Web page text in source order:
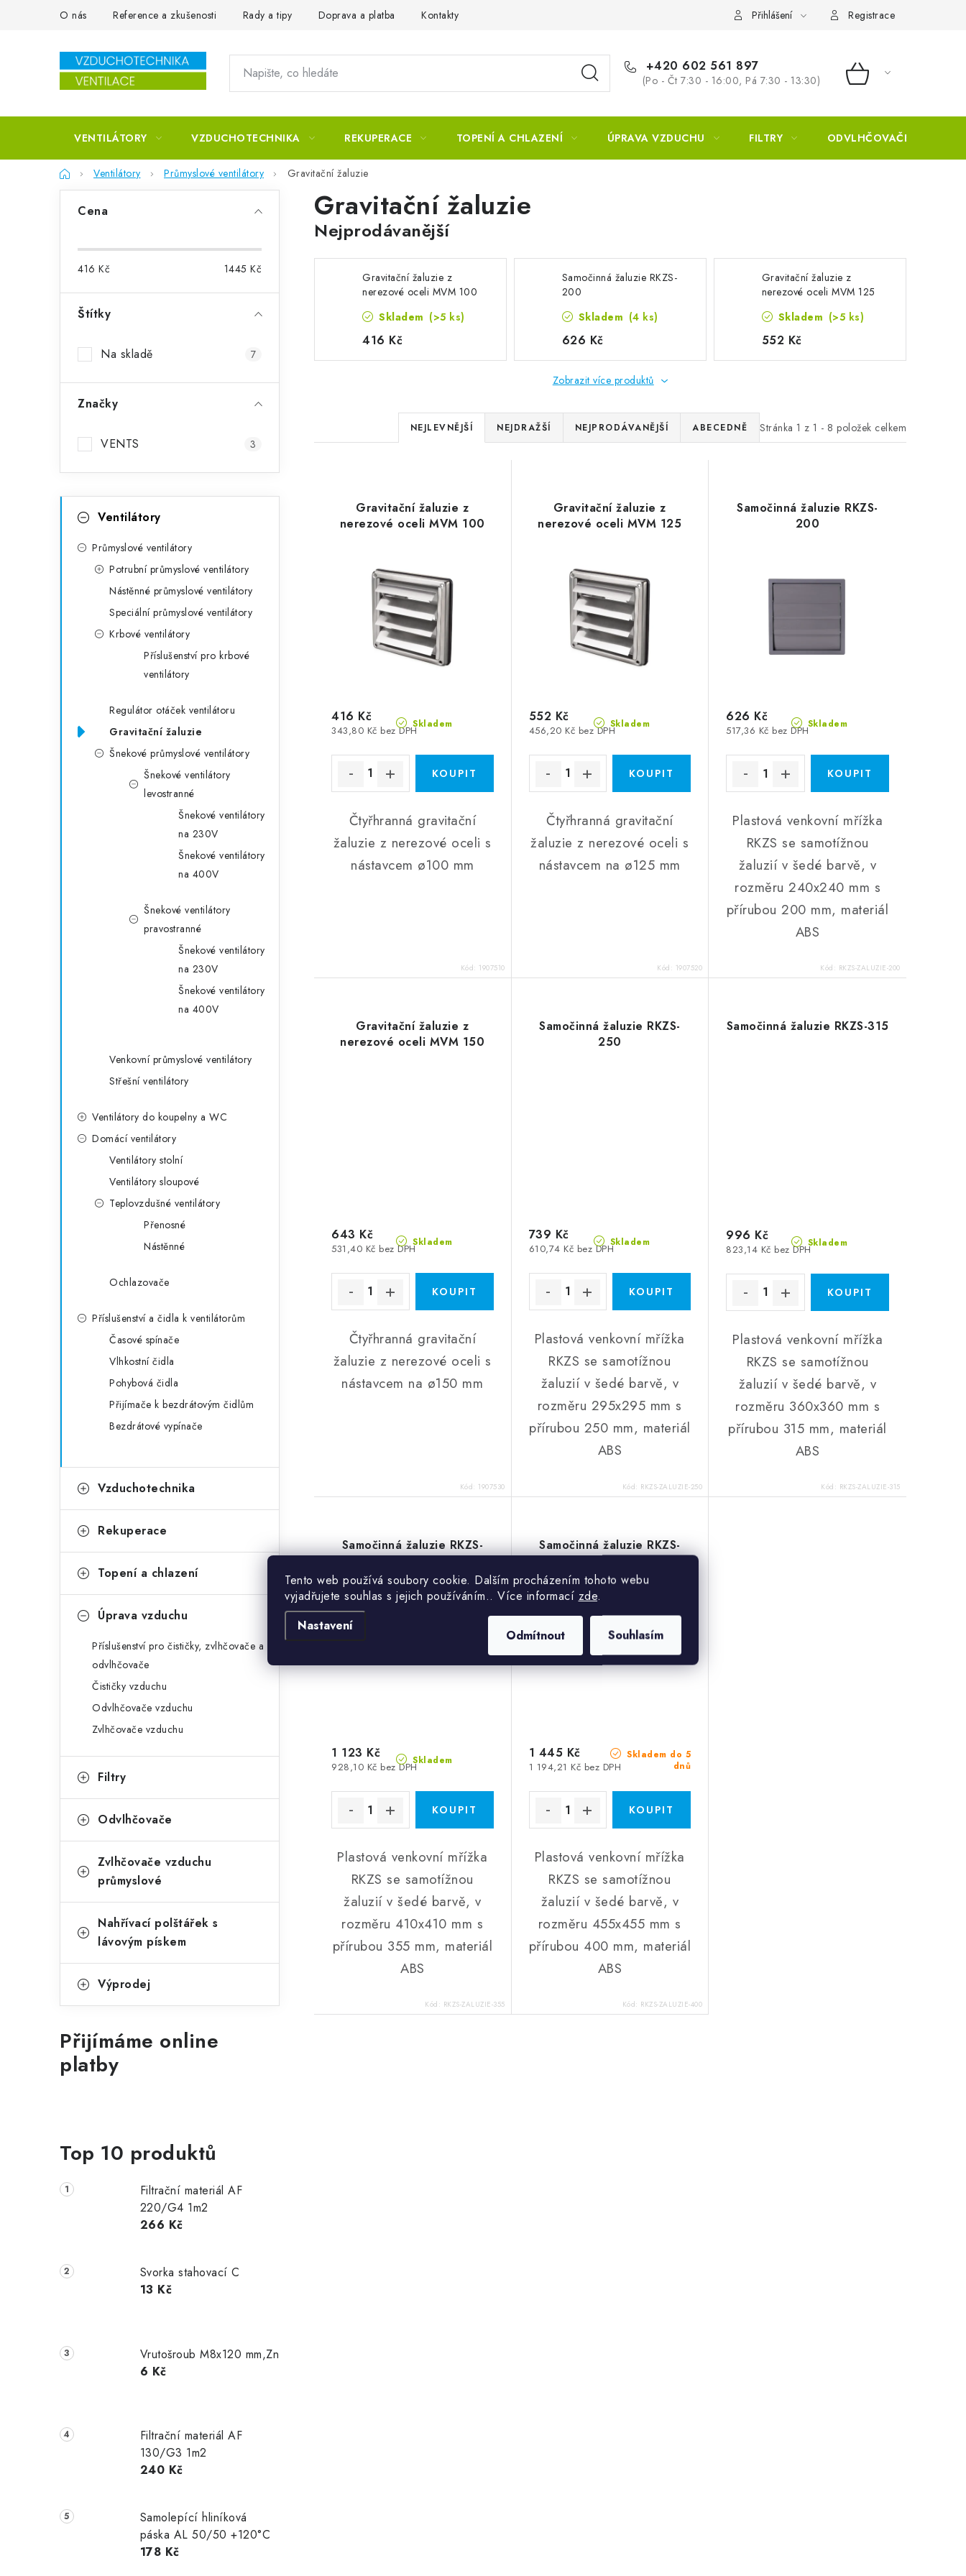
Tento web používá soubory cookie. Dalším procházením tohoto webu
vyjadřujete souhlas s jejich používáním.. Více informací zde.
Nastavení
Odmítnout Souhlasím
Přejít na obsahO nás Reference a zkušenosti Rady a tipy Doprava a platba Kontakty Přihlášení Registrace
+420 602 561 897
(Po - Čt 7:30 - 16:00, Pá 7:30 - 13:30) NÁKUPNÍ
VENTILÁTORY VZDUCHOTECHNIKA REKUPERACE TOPENÍ A CHLAZENÍ ÚPRAVA VZDUCHU FILTRY ODVLHČOVAČE
DomůVentilátory Průmyslové ventilátory Gravitační žaluzie
Postranní panel
Cena
416 Kč 1445 Kč
Štítky
Na skladě 7
Značky
VENTS 3
Kategorie
Ventilátory
Průmyslové ventilátory
Potrubní průmyslové ventilátory
Nástěnné průmyslové ventilátory
Speciální průmyslové ventilátory
Krbové ventilátory
Příslušenství pro krbové
ventilátory
Regulátor otáček ventilátoru
Gravitační žaluzie
Šnekové průmyslové ventilátory
Šnekové ventilátory
levostranné
Šnekové ventilátory
na 230V
Šnekové ventilátory
na 400V
Šnekové ventilátory
pravostranné
Šnekové ventilátory
na 230V
Šnekové ventilátory
na 400V
Venkovní průmyslové ventilátory
Střešní ventilátory
Ventilátory do koupelny a WC
Domácí ventilátory
Ventilátory stolní
Ventilátory sloupové
Teplovzdušné ventilátory
Přenosné
Nástěnné
Ochlazovače
Příslušenství a čidla k ventilátorům
Časové spínače
Vlhkostní čidla
Pohybová čidla
Přijímače k bezdrátovým čidlům
Bezdrátové vypínače
Vzduchotechnika
Rekuperace
Topení a chlazení
Úprava vzduchu
Příslušenství pro čističky, zvlhčovače a
odvlhčovače
Čističky vzduchu
Odvlhčovače vzduchu
Zvlhčovače vzduchu
Filtry
Odvlhčovače
Zvlhčovače vzduchu
průmyslové
Nahřívací polštářek s
lávovým pískem
Výprodej
Přijímáme online
platby
Top 10 produktů
Filtrační materiál AF
220/G4 1m2
266 Kč
Svorka stahovací C
13 Kč
Vrutošroub M8x120 mm,Zn
6 Kč
Filtrační materiál AF
130/G3 1m2
240 Kč
Samolepící hliníková
páska AL 50/50 +120°C
178 Kč
Gravitační žaluzie
Nejprodávanější
Gravitační žaluzie z
nerezové oceli MVM 100
Skladem (>5 ks)
416 Kč
Samočinná žaluzie RKZS-
200
Skladem (4 ks)
626 Kč
Gravitační žaluzie z
nerezové oceli MVM 125
Skladem (>5 ks)
552 Kč
Zobrazit více produktů
Stránka 1 z 1 - 8 položek celkem
Řazení produktů
NEJLEVNĚJŠÍ NEJDRAŽŠÍ NEJPRODÁVANĚJŠÍ ABECEDNĚ
Gravitační žaluzie z
nerezové oceli MVM 100
Skladem
343,80 Kč bez DPH
416 Kč
Čtyřhranná gravitační
žaluzie z nerezové oceli s
nástavcem ø100 mm
Kód: 1907510
Gravitační žaluzie z
nerezové oceli MVM 125
Skladem
456,20 Kč bez DPH
552 Kč
Čtyřhranná gravitační
žaluzie z nerezové oceli s
nástavcem na ø125 mm
Kód: 1907520
Samočinná žaluzie RKZS-
200
Skladem
517,36 Kč bez DPH
626 Kč
Plastová venkovní mřížka
RKZS se samotížnou
žaluzií v šedé barvě, v
rozměru 240x240 mm s
přírubou 200 mm, materiál
ABS
Kód: RKZS-ZALUZIE-200
Gravitační žaluzie z
nerezové oceli MVM 150
Skladem
531,40 Kč bez DPH
643 Kč
Čtyřhranná gravitační
žaluzie z nerezové oceli s
nástavcem na ø150 mm
Kód: 1907530
Samočinná žaluzie RKZS-
250
Skladem
610,74 Kč bez DPH
739 Kč
Plastová venkovní mřížka
RKZS se samotížnou
žaluzií v šedé barvě, v
rozměru 295x295 mm s
přírubou 250 mm, materiál
ABS
Kód: RKZS-ZALUZIE-250
Samočinná žaluzie RKZS-315
Skladem
823,14 Kč bez DPH
996 Kč
Plastová venkovní mřížka
RKZS se samotížnou
žaluzií v šedé barvě, v
rozměru 360x360 mm s
přírubou 315 mm, materiál
ABS
Kód: RKZS-ZALUZIE-315
Samočinná žaluzie RKZS-
355
Skladem
928,10 Kč bez DPH
1 123 Kč
Plastová venkovní mřížka
RKZS se samotížnou
žaluzií v šedé barvě, v
rozměru 410x410 mm s
přírubou 355 mm, materiál
ABS
Kód: RKZS-ZALUZIE-355
Samočinná žaluzie RKZS-
400
Skladem do 5
dnů
1 194,21 Kč bez DPH
1 445 Kč
Plastová venkovní mřížka
RKZS se samotížnou
žaluzií v šedé barvě, v
rozměru 455x455 mm s
přírubou 400 mm, materiál
ABS
Kód: RKZS-ZALUZIE-400